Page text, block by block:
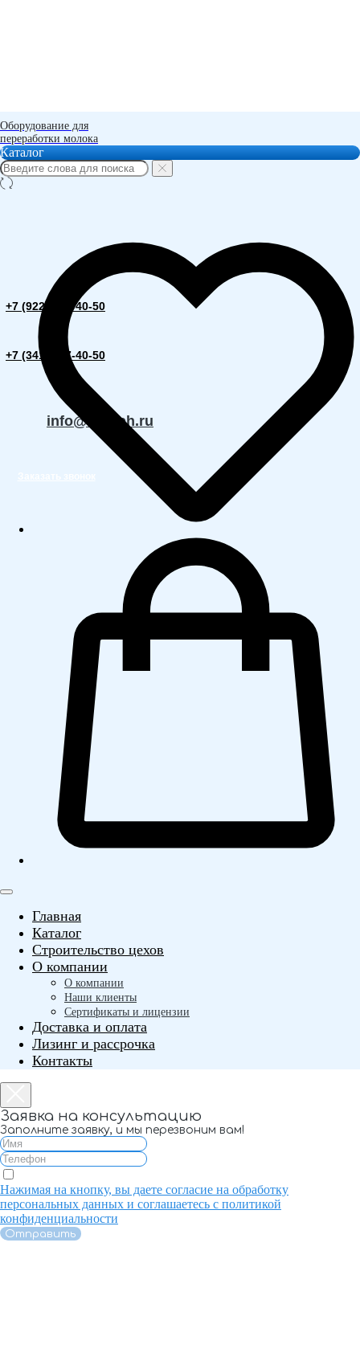
+7 (922) 500-40-50
+7 (341) 277-40-50
info@molteh.ru
Оборудование для
переработки молока
Каталог
Главная
Каталог
Строительство цехов
О компании
О компании
Наши клиенты
Сертификаты и лицензии
Доставка и оплата
Лизинг и рассрочка
Контакты
Заявка на консультацию
Заполните заявку, и мы перезвоним вам!
Нажимая на кнопку, вы даете согласие на обработку
персональных данных и соглашаетесь c политикой
конфиденциальности
Отправить